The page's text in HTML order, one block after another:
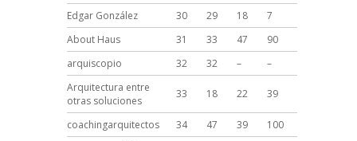
Edgar González
30 29 18
7
About Haus
31 33 47
90
arquiscopio
32 32 –
–
Arquitectura entre
otras soluciones
33 18 22 39
coachingarquitectos 34 47 39
100